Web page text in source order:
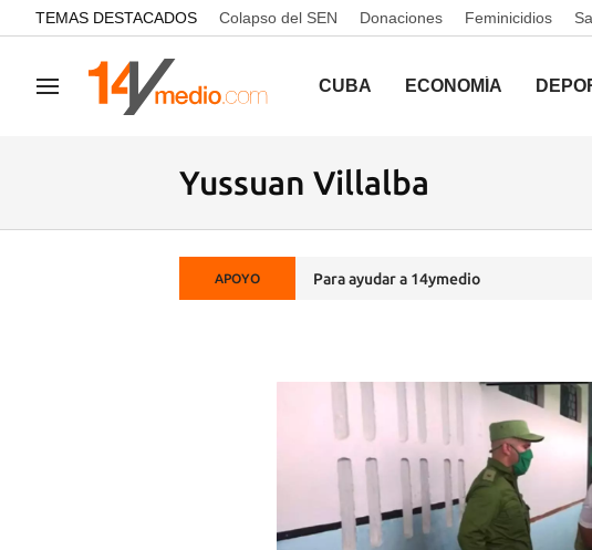
common.go-to-content
TEMAS DESTACADOS Colapso del SEN Donaciones Feminicidios
Navegación CUBA ECONOMÍA
Yussuan Villalba
APOYO Para ayudar a 14ymedio